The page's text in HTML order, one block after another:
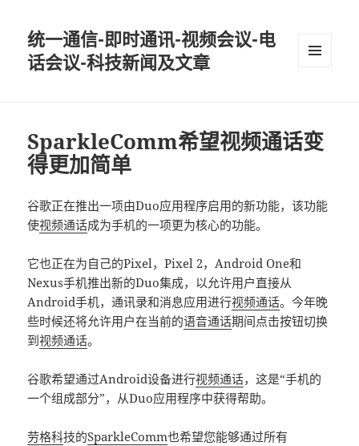
统一通信-即时通讯-视频会议-电
话会议-科技新闻及文章
SparkleComm希望视频通话变
得更加简单
谷歌正在推出一项由Duo应用程序启用的新功能，该功能
使视频通话成为手机的一项更为核心的功能。
它也正在为自己的Pixel，Pixel 2，Android One和
Nexus手机推出新的Duo集成，以允许用户直接从
Android手机，通讯录和消息应用进行视频通话。今年晚
些时候还将允许用户在当前的语音通话期间点击按钮切换
到视频通话。
谷歌希望通过Android设备进行视频通话，这是“手机的
一个组成部分”，从Duo应用程序中获得帮助。
劳格科技的SparkleComm也希望您能够通过所有